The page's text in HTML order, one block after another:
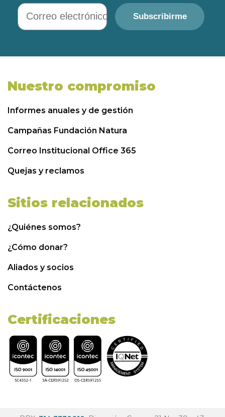
Correo electrónico
Subscribirme
Nuestro compromiso
Informes anuales y de gestión
Campañas Fundación Natura
Correo Institucional Office 365
Quejas y reclamos
Sitios relacionados
¿Quiénes somos?
¿Cómo donar?
Aliados y socios
Contáctenos
Certificaciones